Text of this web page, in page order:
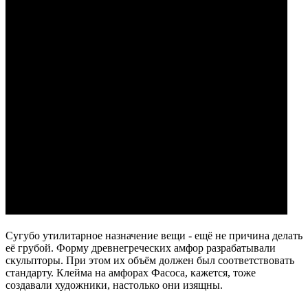
Сугубо утилитарное назначение вещи - ещё не причина делать
её грубой. Форму древнегреческих амфор разрабатывали
скульпторы. При этом их объём должен был соответствовать
стандарту. Клейма на амфорах Фасоса, кажется, тоже
создавали художники, настолько они изящны.